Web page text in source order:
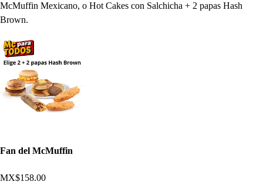
McMuffin Mexicano, o Hot Cakes con Salchicha + 2 papas Hash
Brown.
Fan del McMuffin
MX$158.00